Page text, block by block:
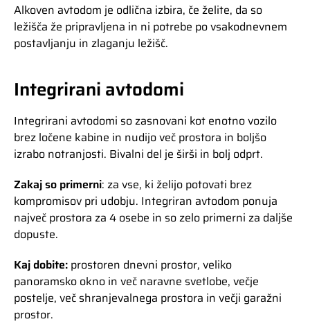
Alkoven avtodom je odlična izbira, če želite, da so
ležišča že pripravljena in ni potrebe po vsakodnevnem
postavljanju in zlaganju ležišč.
Integrirani avtodomi
Integrirani avtodomi so zasnovani kot enotno vozilo
brez ločene kabine in nudijo več prostora in boljšo
izrabo notranjosti. Bivalni del je širši in bolj odprt.
Zakaj so primerni: za vse, ki želijo potovati brez
kompromisov pri udobju. Integriran avtodom ponuja
največ prostora za 4 osebe in so zelo primerni za daljše
dopuste.
Kaj dobite: prostoren dnevni prostor, veliko
panoramsko okno in več naravne svetlobe, večje
postelje, več shranjevalnega prostora in večji garažni
prostor.